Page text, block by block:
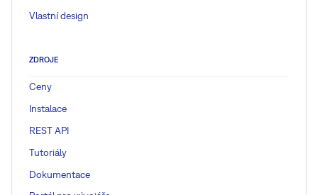
Vlastní design
ZDROJE
Ceny
Instalace
REST API
Tutoriály
Dokumentace